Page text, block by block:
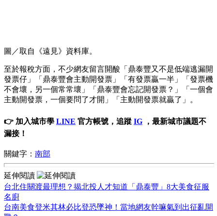
圖／取自《遠見》資料庫。
至於報稅方面，不少網友留言開酸「鼎泰豐又不是低端逃漏開
發票仔」「鼎泰豐會主動開發票」「有發票贏一半」「發票機
不會壞，另一個常常壞」「鼎泰豐會忘記開發票？」「一個會
主動開發票，一個要問了才開」「主動開發票就贏了」。
👉 加入城市學 LINE 官方帳號，追蹤 IG ，最新城市議題不
漏接！
關鍵字： 南部
延伸閱讀
台北住關渡最理想？揭北投人才知道「鼎泰豐」8大美食征服
名廚
台南美食登米其林必比登恐墜神！當地網友幹嘛氣到出征亂開